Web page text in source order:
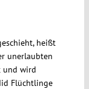
heißt
unerlaubten
und wird
Flüchtlinge